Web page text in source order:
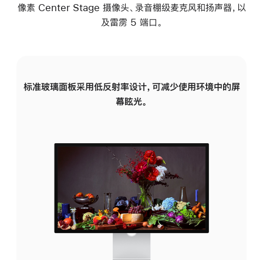
像素 Center Stage 摄像头、录音棚级麦克风和扬声器，以
及雷雳 5 端口。
标准玻璃面板采用低反射率设计，可减少使用环境中的屏
幕眩光。